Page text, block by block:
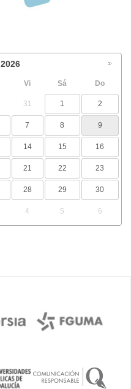
2026
Vi Sá Do
31 1 2
7 8 9
14 15 16
21 22 23
28 29 30
4 5 6